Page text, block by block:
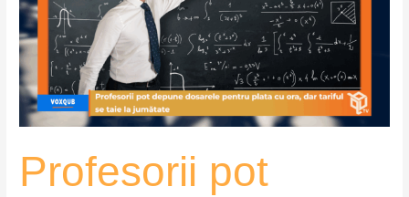
Profesorii pot
pentru
plata
cu
ora,
dar
se
taie